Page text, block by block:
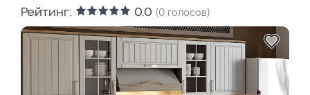
Рейтинг: 0.0 (0 голосов)